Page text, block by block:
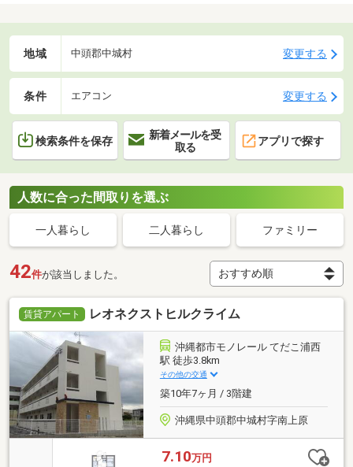
地域 中頭郡中城村 変更する
条件 エアコン 変更する
検索条件を保存
新着メールを受
取る
アプリで探す
人数に合った間取りを選ぶ
一人暮らし 二人暮らし ファミリー
42件が該当しました。
賃貸アパート レオネクストヒルクライム
沖縄都市モノレール てだこ浦西
駅 徒歩3.8km
その他の交通
築10年7ヶ月 / 3階建
沖縄県中頭郡中城村字南上原
7.10万円